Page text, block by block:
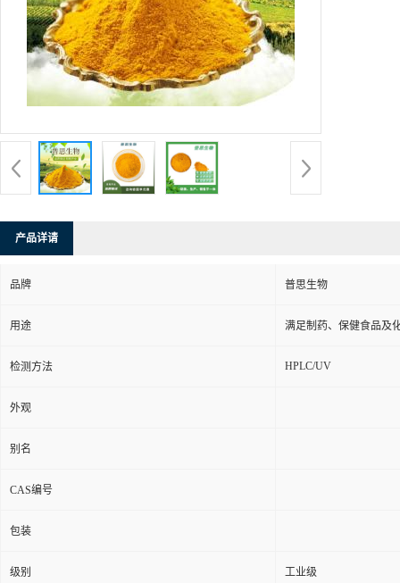
产品详请
品牌 普思生物
用途 满足制药、保健食品及
检测方法 HPLC/UV
外观
别名
CAS编号
包装
级别 工业级